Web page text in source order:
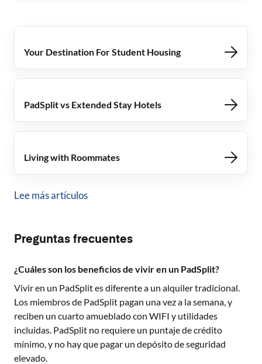
Your Destination For Student Housing
PadSplit vs Extended Stay Hotels
Living with Roommates
Lee más artículos
Preguntas frecuentes
¿Cuáles son los beneficios de vivir en un PadSplit?
Vivir en un PadSplit es diferente a un alquiler tradicional.
Los miembros de PadSplit pagan una vez a la semana, y
reciben un cuarto amueblado con WIFI y utilidades
incluidas. PadSplit no requiere un puntaje de crédito
mínimo, y no hay que pagar un depósito de seguridad
elevado.